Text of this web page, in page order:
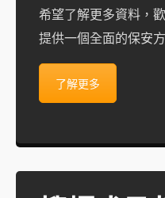
希望了解更多資料，
提供一個全面的保安
了解更多